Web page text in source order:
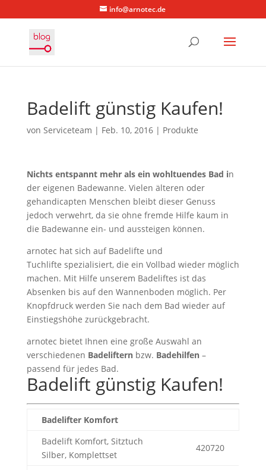
info@arnotec.de
Badelift günstig Kaufen!
von Serviceteam | Feb. 10, 2016| Produkte
Nichts entspannt mehr als ein wohltuendes Bad in
der eigenen Badewanne. Vielen älteren oder
gehandicapten Menschen bleibt dieser Genuss
jedoch verwehrt, da sie ohne fremde Hilfe kaum in
die Badewanne ein- und aussteigen können.
arnotec hat sich auf Badelifte und
Tuchlifte spezialisiert, die ein Vollbad wieder möglich
machen. Mit Hilfe unserem Badeliftes ist das
Absenken bis auf den Wannenboden möglich. Per
Knopfdruck werden Sie nach dem Bad wieder auf
Einstiegshöhe zurückgebracht.
arnotec bietet Ihnen eine große Auswahl an
verschiedenen Badelifternbzw. Badehilfen–
passend für jedes Bad.
Badelift günstig Kaufen!
Badelifter Komfort
Badelift Komfort, Sitztuch
Silber, Komplettset
420720